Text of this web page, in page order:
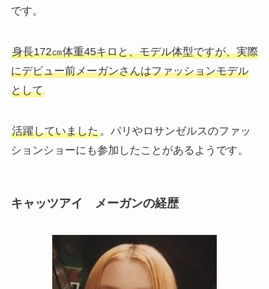
です。
身長172㎝体重45キロと、モデル体型ですが、実際
にデビュー前メーガンさんはファッションモデル
として
活躍していました。パリやロサンゼルスのファッ
ションショーにも参加したことがあるようです。
キャッツアイ メーガンの経歴